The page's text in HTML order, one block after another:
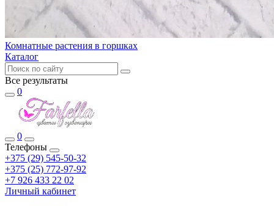
Комнатные растения в горшках
Каталог
Все результаты
0
0
Телефоны
+375 (29) 545-50-32
+375 (25) 772-97-92
+7 926 433 22 02
Личный кабинет